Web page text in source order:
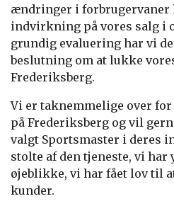
ændringer i forbrugervaner
indvirkning på vores salg i
grundig evaluering har vi
beslutning om at lukke
Frederiksberg.
Vi er taknemmelige over
på Frederiksberg og vil
valgt Sportsmaster i deres
stolte af den tjeneste, vi har
øjeblikke, vi har fået lov til
kunder.